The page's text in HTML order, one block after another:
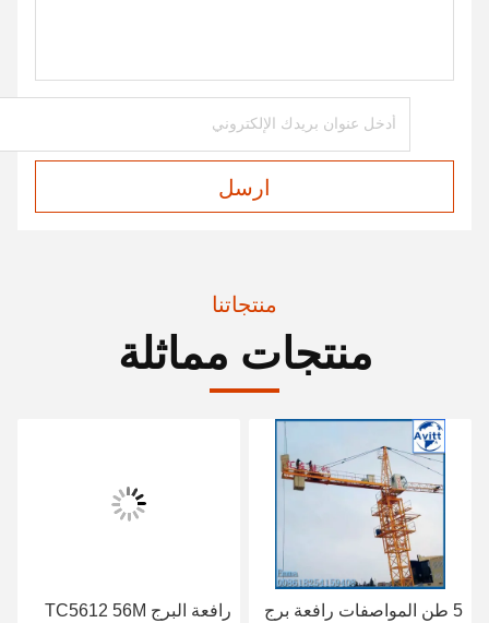
ارسل
منتجاتنا
منتجات مماثلة
5 طن المواصفات رافعة برج
رافعة البرج TC5612 56M